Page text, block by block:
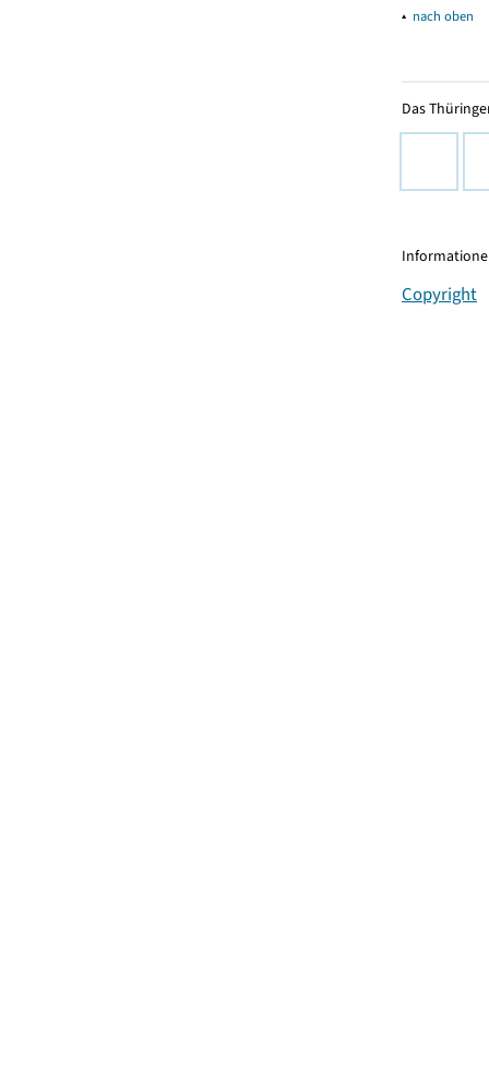
▴ nach oben
Das
Copyright